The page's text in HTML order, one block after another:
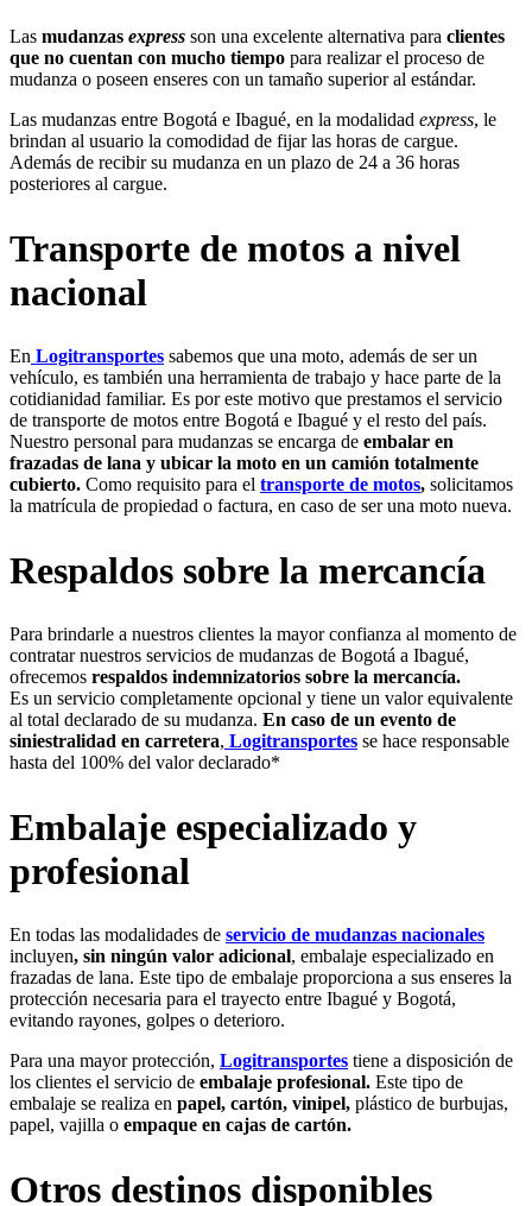
Las mudanzas express son una excelente alternativa para clientes
que no cuentan con mucho tiempo para realizar el proceso de
mudanza o poseen enseres con un tamaño superior al estándar.
Las mudanzas entre Bogotá e Ibagué, en la modalidad express, le
brindan al usuario la comodidad de fijar las horas de cargue.
Además de recibir su mudanza en un plazo de 24 a 36 horas
posteriores al cargue.
Transporte de motos a nivel
nacional
En Logitransportes sabemos que una moto, además de ser un
vehículo, es también una herramienta de trabajo y hace parte de la
cotidianidad familiar. Es por este motivo que prestamos el servicio
de transporte de motos entre Bogotá e Ibagué y el resto del país.
Nuestro personal para mudanzas se encarga de embalar en
frazadas de lana y ubicar la moto en un camión totalmente
cubierto. Como requisito para el transporte de motos, solicitamos
la matrícula de propiedad o factura, en caso de ser una moto nueva.
Respaldos sobre la mercancía
Para brindarle a nuestros clientes la mayor confianza al momento de
contratar nuestros servicios de mudanzas de Bogotá a Ibagué,
ofrecemos respaldos indemnizatorios sobre la mercancía.
Es un servicio completamente opcional y tiene un valor equivalente
al total declarado de su mudanza. En caso de un evento de
siniestralidad en carretera, Logitransportes se hace responsable
hasta del 100% del valor declarado*
Embalaje especializado y
profesional
En todas las modalidades de servicio de mudanzas nacionales
incluyen, sin ningún valor adicional, embalaje especializado en
frazadas de lana. Este tipo de embalaje proporciona a sus enseres la
protección necesaria para el trayecto entre Ibagué y Bogotá,
evitando rayones, golpes o deterioro.
Para una mayor protección, Logitransportes tiene a disposición de
los clientes el servicio de embalaje profesional. Este tipo de
embalaje se realiza en papel, cartón, vinipel, plástico de burbujas,
papel, vajilla o empaque en cajas de cartón.
Otros destinos disponibles